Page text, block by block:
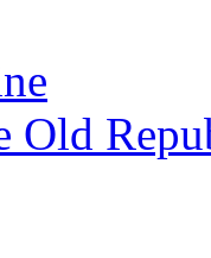
Old